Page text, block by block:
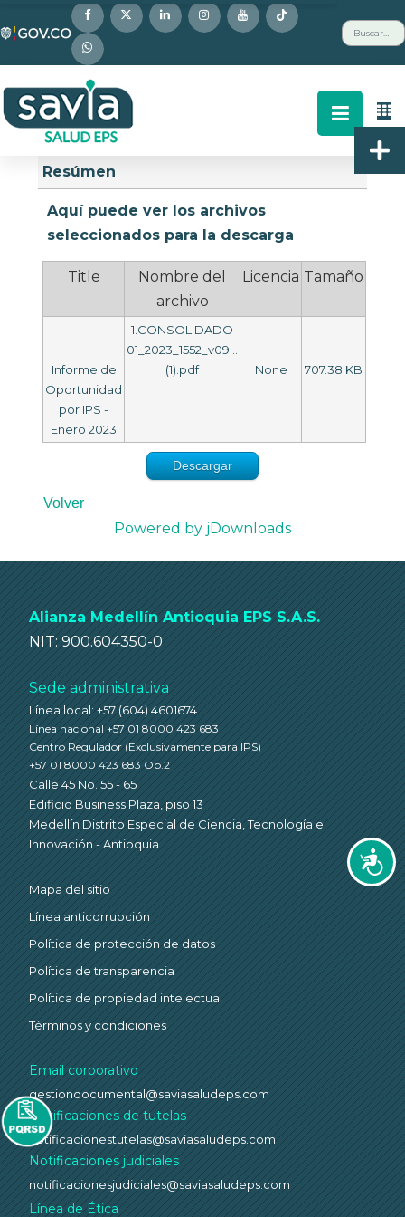
este
sitio
web
incluye
un
sistema
accesibilidad.
Buscar
Descripción
Resúmen
Aquí puede ver los archivos
seleccionados para la descarga
Title
Nombre del
archivo
Licencia Tamaño
Informe de
Oportunidad
por IPS -
Enero 2023
1.CONSOLIDADO
01_2023_1552_v09...
(1).pdf
None 707.38 KB
Descargar
Volver
Powered by jDownloads
Alianza Medellín Antioquia EPS S.A.S.
NIT: 900.604350-0
Sede administrativa
Línea local: +57 (604) 4601674
Línea nacional +57 01 8000 423 683
Centro Regulador (Exclusivamente para IPS)
+57 01 8000 423 683 Op.2
Calle 45 No. 55 - 65
Edificio Business Plaza, piso 13
Medellín Distrito Especial de Ciencia, Tecnología e
Innovación - Antioquia
Mapa del sitio
Línea anticorrupción
Política de protección de datos
Política de transparencia
Política de propiedad intelectual
Términos y condiciones
Email corporativo
gestiondocumental@saviasaludeps.com
Notificaciones de tutelas
notificacionestutelas@saviasaludeps.com
Notificaciones judiciales
notificacionesjudiciales@saviasaludeps.com
Línea de Ética